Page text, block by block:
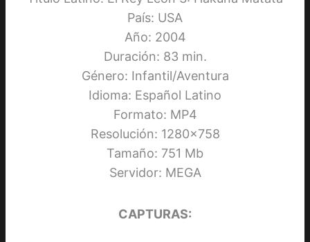
País: USA
Año: 2004
Duración: 83 min.
Género: Infantil/Aventura
Idioma: Español Latino
Formato: MP4
Resolución: 1280×758
Tamaño: 751 Mb
Servidor: MEGA
CAPTURAS: